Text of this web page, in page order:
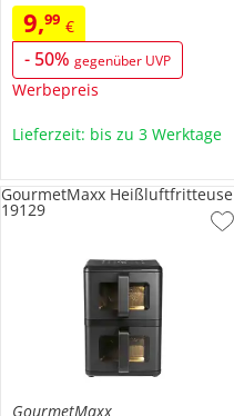
9,99 €
- 50% gegenüber UVP
Werbepreis
Lieferzeit: bis zu 3 Werktage
GourmetMaxx
GourmetMaxx Heißluftfritteuse
19129